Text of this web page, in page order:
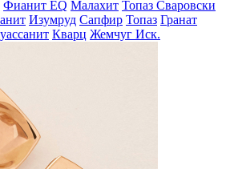
Фианит EQ Малахит Топаз Сваровски
Изумруд Сапфир Топаз Гранат
Кварц Жемчуг Иск.